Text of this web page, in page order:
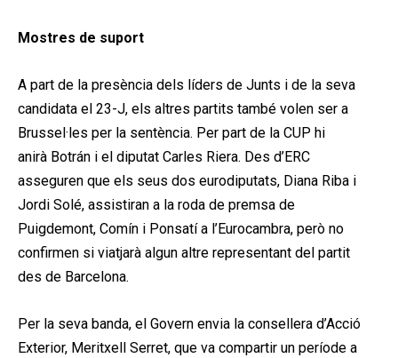
Mostres de suport
A part de la presència dels líders de Junts i de la seva
candidata el 23-J, els altres partits també volen ser a
Brussel·les per la sentència. Per part de la CUP hi
anirà Botrán i el diputat Carles Riera. Des d’ERC
asseguren que els seus dos eurodiputats, Diana Riba i
Jordi Solé, assistiran a la roda de premsa de
Puigdemont, Comín i Ponsatí a l’Eurocambra, però no
confirmen si viatjarà algun altre representant del partit
des de Barcelona.
Per la seva banda, el Govern envia la consellera d’Acció
Exterior, Meritxell Serret, que va compartir un període a